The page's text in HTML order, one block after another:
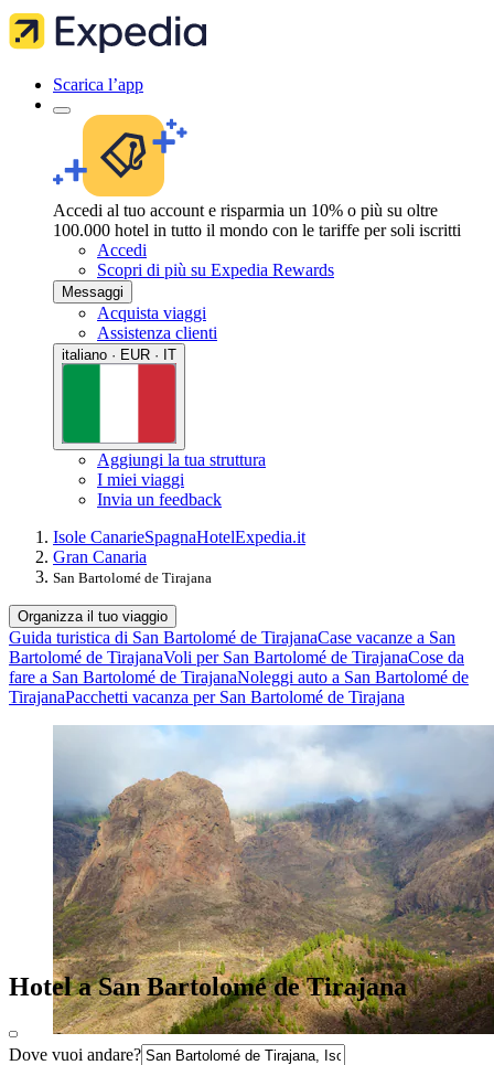
Scarica l’app
Accedi al tuo account e risparmia un 10% o più su oltre
100.000 hotel in tutto il mondo con le tariffe per soli iscritti
Accedi
Scopri di più su Expedia Rewards
Messaggi
Acquista viaggi
Assistenza clienti
italiano · EUR · IT
Aggiungi la tua struttura
I miei viaggi
Invia un feedback
Isole CanarieSpagnaHotelExpedia.it
Gran Canaria
San Bartolomé de Tirajana
Organizza il tuo viaggio
Guida turistica di San Bartolomé de TirajanaCase vacanze a San
Bartolomé de TirajanaVoli per San Bartolomé de TirajanaCose da
fare a San Bartolomé de TirajanaNoleggi auto a San Bartolomé de
TirajanaPacchetti vacanza per San Bartolomé de Tirajana
Hotel a San Bartolomé de Tirajana
Dove vuoi andare?